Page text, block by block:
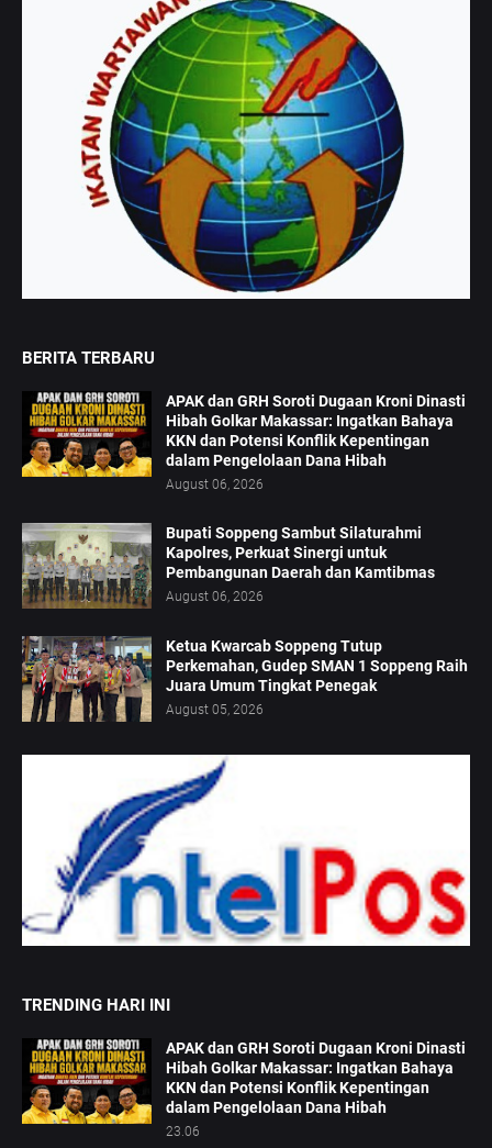
BERITA TERBARU
APAK dan GRH Soroti Dugaan Kroni Dinasti
Hibah Golkar Makassar: Ingatkan Bahaya
KKN dan Potensi Konflik Kepentingan
dalam Pengelolaan Dana Hibah
August 06, 2026
Bupati Soppeng Sambut Silaturahmi
Kapolres, Perkuat Sinergi untuk
Pembangunan Daerah dan Kamtibmas
August 06, 2026
Ketua Kwarcab Soppeng Tutup
Perkemahan, Gudep SMAN 1 Soppeng Raih
Juara Umum Tingkat Penegak
August 05, 2026
TRENDING HARI INI
APAK dan GRH Soroti Dugaan Kroni Dinasti
Hibah Golkar Makassar: Ingatkan Bahaya
KKN dan Potensi Konflik Kepentingan
dalam Pengelolaan Dana Hibah
23.06